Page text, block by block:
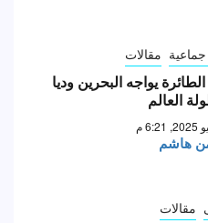
مقالات
يواجه البحرين وديا
العالم
هاشم
مقالات